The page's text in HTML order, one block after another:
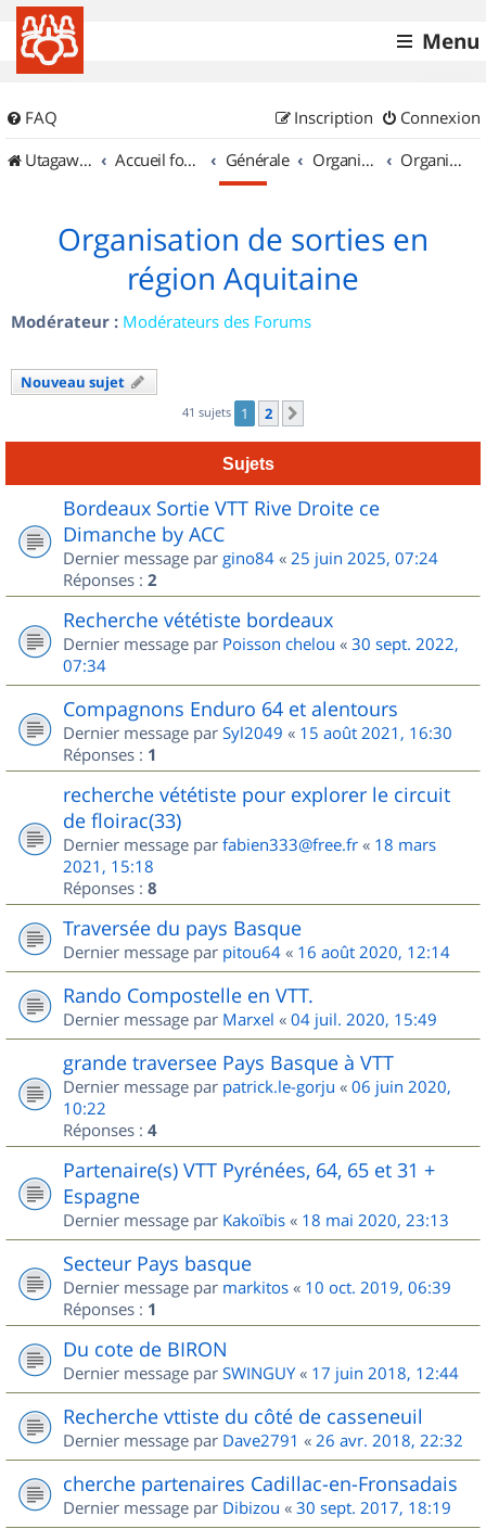
Menu
FAQ Connexion
Inscription
UtagawaVTT (Randos VTT et VTTAE avec traces GPS)
Accueil forum Générale Organisation de sorties & Recherche de partenaires Organisation de sorties en région Aquitaine
Organisation de sorties en
région Aquitaine
Modérateur : Modérateurs des Forums
Nouveau sujet
41 sujets 1 2
Sujets
Bordeaux Sortie VTT Rive Droite ce
Dimanche by ACC
Dernier message par gino84 « 25 juin 2025, 07:24
Réponses : 2
Recherche vététiste bordeaux
Dernier message par Poisson chelou « 30 sept. 2022,
07:34
Compagnons Enduro 64 et alentours
Dernier message par Syl2049 « 15 août 2021, 16:30
Réponses : 1
recherche vététiste pour explorer le circuit
de floirac(33)
Dernier message par fabien333@free.fr « 18 mars
2021, 15:18
Réponses : 8
Traversée du pays Basque
Dernier message par pitou64 « 16 août 2020, 12:14
Rando Compostelle en VTT.
Dernier message par Marxel « 04 juil. 2020, 15:49
grande traversee Pays Basque à VTT
Dernier message par patrick.le-gorju « 06 juin 2020,
10:22
Réponses : 4
Partenaire(s) VTT Pyrénées, 64, 65 et 31 +
Espagne
Dernier message par Kakoïbis « 18 mai 2020, 23:13
Secteur Pays basque
Dernier message par markitos « 10 oct. 2019, 06:39
Réponses : 1
Du cote de BIRON
Dernier message par SWINGUY« 17 juin 2018, 12:44
Recherche vttiste du côté de casseneuil
Dernier message par Dave2791 « 26 avr. 2018, 22:32
cherche partenaires Cadillac-en-Fronsadais
Dernier message par Dibizou « 30 sept. 2017, 18:19